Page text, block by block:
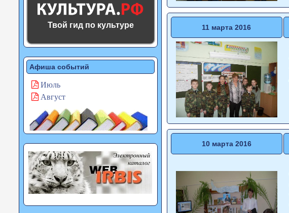
Твой гид по культуре
Афиша событий
Июль
Август
11 марта 2016
10 марта 2016